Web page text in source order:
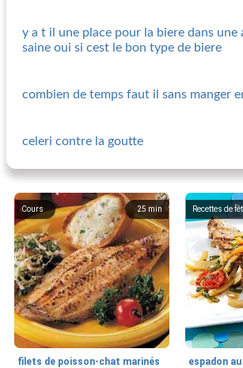
y a t il une place pour la biere dans une
saine oui si cest le bon type de biere
combien de temps faut il sans manger
celeri contre la goutte
25 min
Cours
filets de poisson-chat marinés
Recettes de
espadon